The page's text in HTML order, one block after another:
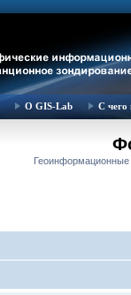
О GIS-Lab С чего